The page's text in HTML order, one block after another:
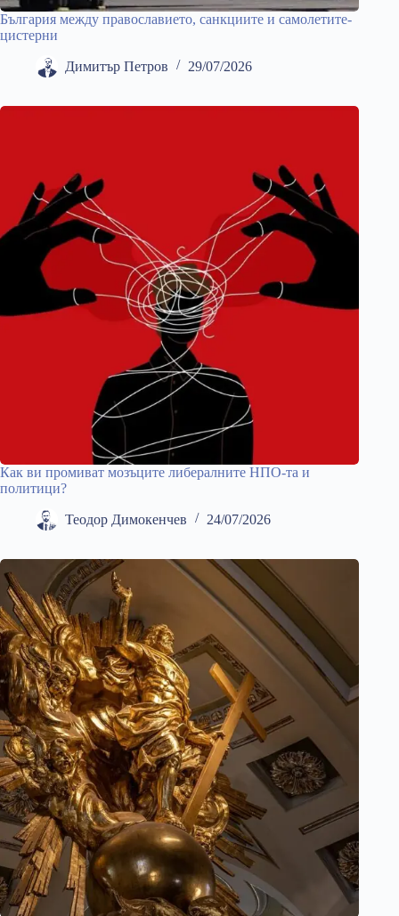
България между православието, санкциите и самолетите-
цистерни
Димитър Петров 29/07/2026
Как ви промиват мозъците либералните НПО-та и
политици?
Теодор Димокенчев 24/07/2026